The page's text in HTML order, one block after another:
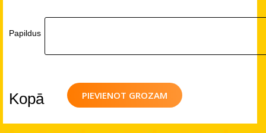
Papildus
PIEVIENOT GROZAM
Kopā